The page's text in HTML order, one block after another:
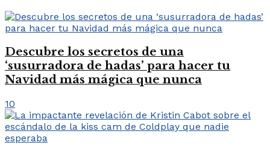
Descubre los secretos de una
‘susurradora de hadas’ para hacer tu
Navidad más mágica que nunca
10